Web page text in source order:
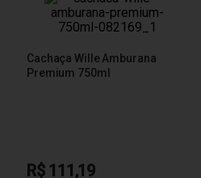
Cachaça Wille Amburana
Premium 750ml
R$ 111,19